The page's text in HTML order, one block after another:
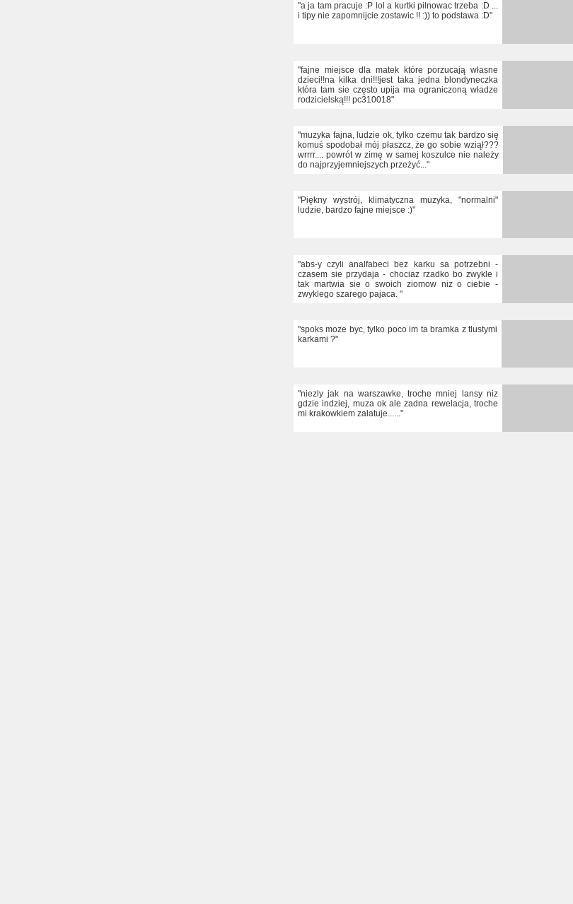
"a ja tam pracuje :P lol a kurtki pilnowac trzeba :D ...
i tipy nie zapomnijcie zostawic !! :)) to podstawa :D"
"fajne miejsce dla matek które porzucają własne
dzieci!!na kilka dni!!!jest taka jedna blondyneczka
która tam sie często upija ma ograniczoną władze
rodzicielską!!! pc310018"
"muzyka fajna, ludzie ok, tylko czemu tak bardzo się
komuś spodobał mój płaszcz, że go sobie wziął???
wrrrr.... powrót w zimę w samej koszulce nie należy
do najprzyjemniejszych przeżyć..."
"Piękny wystrój, klimatyczna muzyka, "normalni"
ludzie, bardzo fajne miejsce :)"
"abs-y czyli analfabeci bez karku sa potrzebni -
czasem sie przydaja - chociaz rzadko bo zwykle i
tak martwia sie o swoich ziomow niz o ciebie -
zwyklego szarego pajaca. "
"spoks moze byc, tylko poco im ta bramka z tlustymi
karkami ?"
"niezly jak na warszawke, troche mniej lansy niz
gdzie indziej, muza ok ale zadna rewelacja, troche
mi krakowkiem zalatuje......"